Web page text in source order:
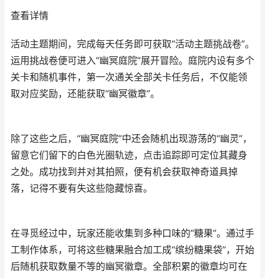
查看详情
活动主题期间，完成每天任务即可获取“活动主题挑战卷”。
运用挑战卷便可进入“幽冥庭院”展开冒险。庭院内设有多个
关卡和随机事件，第一次通关全部关卡任务后，不仅能领
取对应奖励，还能获取“幽冥徽章”。
除了这些之后，“幽冥庭院”中还会随机出现游荡的“幽灵”，
留意它们留下的白色光圈轨迹，点击追踪即可定位其藏身
之处。成功找到并对其拍照，便有机会获取神奇道具掉
落，记得不要有失这些隐藏惊喜。
在寻觅经过中，玩家还能收集到多种口味的“糖果”。通过手
工制作体系，可将这些糖果融合加工成“缤纷糖果袋”，开始
后随机获取数量不等的幽冥徽章。全部积累的徽章均可在